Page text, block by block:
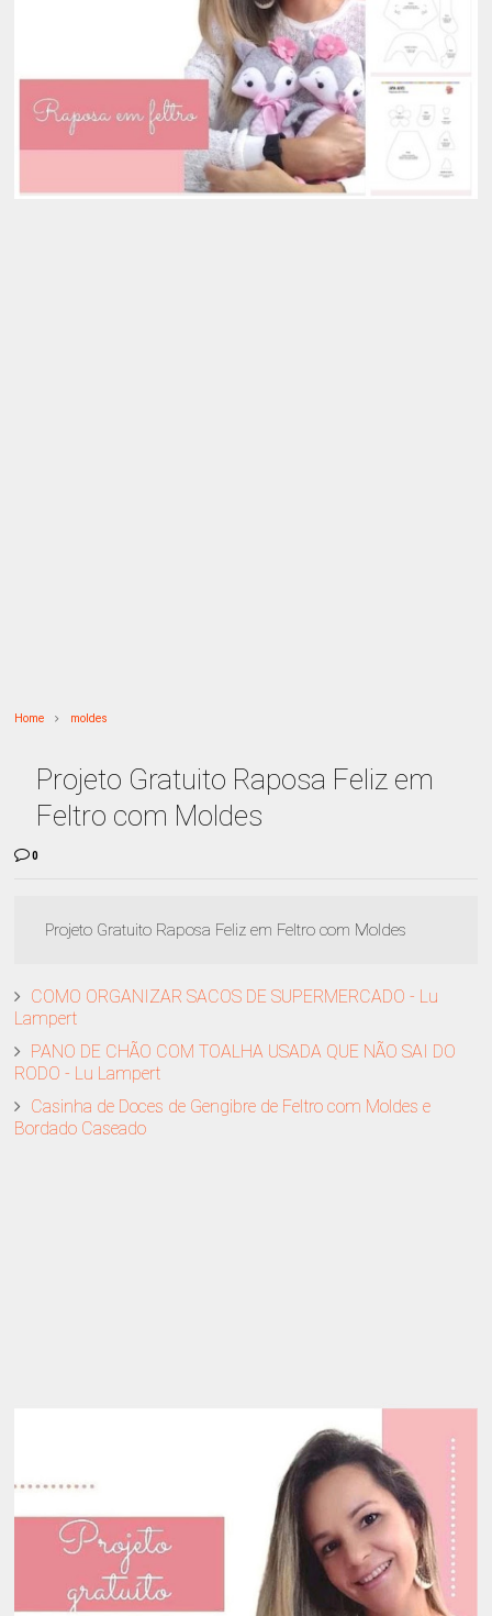
Home moldes
Projeto Gratuito Raposa Feliz em
Feltro com Moldes
0
Projeto Gratuito Raposa Feliz em Feltro com Moldes
COMO ORGANIZAR SACOS DE SUPERMERCADO - Lu
Lampert
PANO DE CHÃO COM TOALHA USADA QUE NÃO SAI DO
RODO - Lu Lampert
Casinha de Doces de Gengibre de Feltro com Moldes e
Bordado Caseado